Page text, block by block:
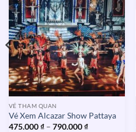
VÉ THAM QUAN
Vé Xem Alcazar Show Pattaya
475.000₫ – 790.000₫Khoảng